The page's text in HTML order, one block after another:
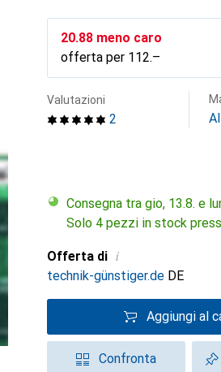
CHF
20.88 meno caro
offerta per CHF
112.–
2
Valutazioni
Consegna tra gio, 13.8. e
Solo 4 pezzi in stock
Offerta di i
technik-günstiger.de DE
Aggiungi al
Confronta